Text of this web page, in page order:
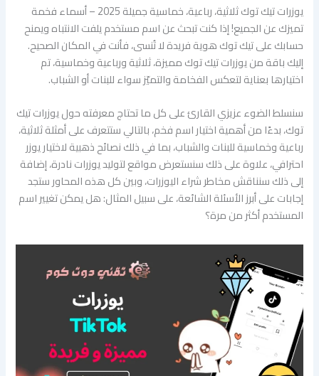
يوزرات تيك توك ثلاثية، رباعية، خماسية جميلة 2025 – أسماء فخمة
تميزك عن الجميع! إذا كنت تبحث عن اسم مستخدم يلفت الانتباه ويمنح
حسابك على تيك توك هوية فريدة لا تُنسى، فأنت في المكان الصحيح.
إليك باقة من يوزرات تيك توك مميزة، ثلاثية ورباعية وخماسية، تم
اختيارها بعناية لتعكس الفخامة والتميّز سواء للبنات أو الشباب.
سنسلط الضوء عزيزي القارئ على كل ما تحتاج معرفته حول يوزرات تيك
توك، بدءًا من أهمية اختيار اسم فخم، بالتالي ستتعرف على أمثلة ثلاثية،
رباعية وخماسية للبنات والشباب، بما في ذلك نصائح ذهبية لاختيار يوزر
احترافي، علاوة على ذلك سنستعرض مواقع لتوليد يوزرات نادرة، إضافة
إلى ذلك سنناقش مخاطر شراء اليوزرات، وبين كل هذه المحاور ستجد
إجابات على أبرز الأسئلة الشائعة، على سبيل المثال: هل يمكن تغيير اسم
المستخدم أكثر من مرة؟